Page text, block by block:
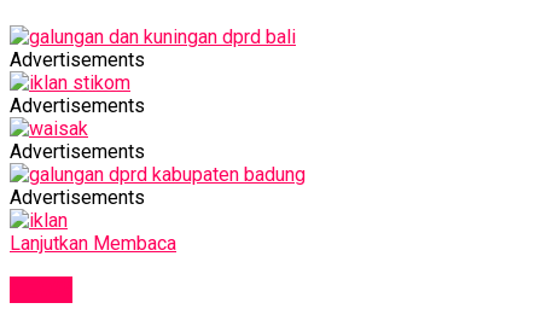
Advertisements
Advertisements
Advertisements
Advertisements
Lanjutkan Membaca